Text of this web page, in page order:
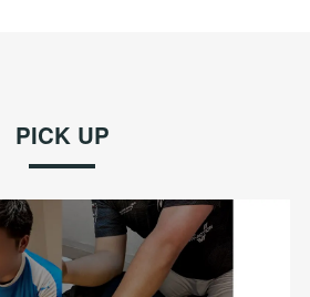
PICK UP